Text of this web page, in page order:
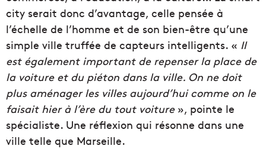
city serait donc d’avantage, celle pensée à
l’échelle de l’homme et de son bien-être qu’une
simple ville truffée de capteurs intelligents. « Il
est également important de repenser la place de
la voiture et du piéton dans la ville. On ne doit
plus aménager les villes aujourd’hui comme on le
faisait hier à l’ère du tout voiture», pointe le
spécialiste. Une réflexion qui résonne dans une
ville telle que Marseille.